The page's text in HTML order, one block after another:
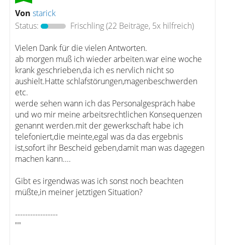
Von starick
Status:
Frischling(22 Beiträge, 5x hilfreich)
Vielen Dank für die vielen Antworten.
ab morgen muß ich wieder arbeiten.war eine woche
krank geschrieben,da ich es nervlich nicht so
aushielt.Hatte schlafstörungen,magenbeschwerden
etc.
werde sehen wann ich das Personalgespräch habe
und wo mir meine arbeitsrechtlichen Konsequenzen
genannt werden.mit der gewerkschaft habe ich
telefoniert,die meinte,egal was da das ergebnis
ist,sofort ihr Bescheid geben,damit man was dagegen
machen kann....
Gibt es irgendwas was ich sonst noch beachten
müßte,in meiner jetztigen Situation?
-----------------
""